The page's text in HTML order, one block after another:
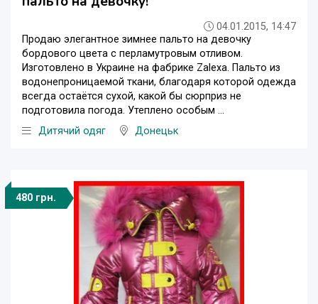
04.01.2015, 14:47
Продаю элегантное зимнее пальто на девочку
бордового цвета с перламутровым отливом.
Изготовлено в Украине на фабрике Zalexa. Пальто из
водонепроницаемой ткани, благодаря которой одежда
всегда остаётся сухой, какой бы сюрприз не
подготовила погода. Утеплено особым ...
Дитячий одяг
Донецьк
480 грн.